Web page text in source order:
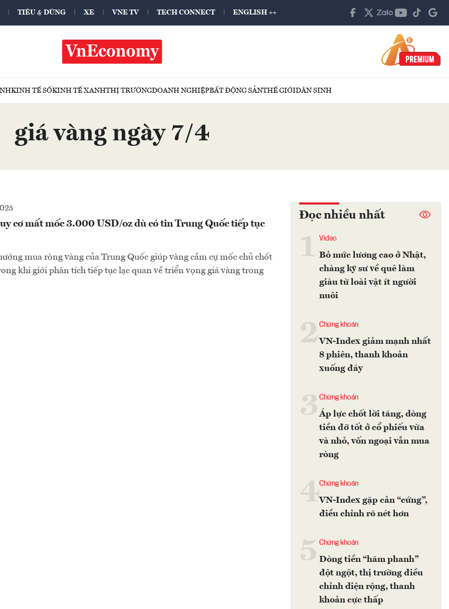
TIÊU & DÙNG XE VNE TV TECH CONNECT ENGLISH ++
KINH TẾ SỐKINH TẾ XANHTHỊ TRƯỜNGDOANH NGHIỆPBẤT ĐỘNG SẢNTHẾ GIỚIDÂN SINH
giá vàng ngày 7/4
cơ mất mốc 3.000 USD/oz dù có tin Trung Quốc tiếp tục
mua ròng vàng của Trung Quốc giúp vàng cầm cự mốc chủ chốt
khi giới phân tích tiếp tục lạc quan về triển vọng giá vàng trong
Đọc nhiều nhất
Video
Bỏ mức lương cao ở Nhật,
chàng kỹ sư về quê làm
giàu từ loài vật ít người
nuôi
2Chứng khoán
VN-Index giảm mạnh nhất
8 phiên, thanh khoản
xuống đáy
Chứng khoán
Áp lực chốt lời tăng, dòng
tiền đỡ tốt ở cổ phiếu vừa
và nhỏ, vốn ngoại vẫn mua
ròng
4Chứng khoán
VN-Index gặp cản “cứng”,
điều chỉnh rõ nét hơn
Chứng khoán
Dòng tiền “hãm phanh”
đột ngột, thị trường điều
chỉnh diện rộng, thanh
khoản cực thấp